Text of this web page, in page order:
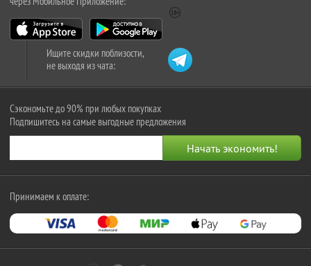
Ищите скидки поблизости,
не выходя из чата:
Сэкономьте до 90% при любых покупках
Подпишитесь на самые выгодные предложения
Принимаем к оплате: